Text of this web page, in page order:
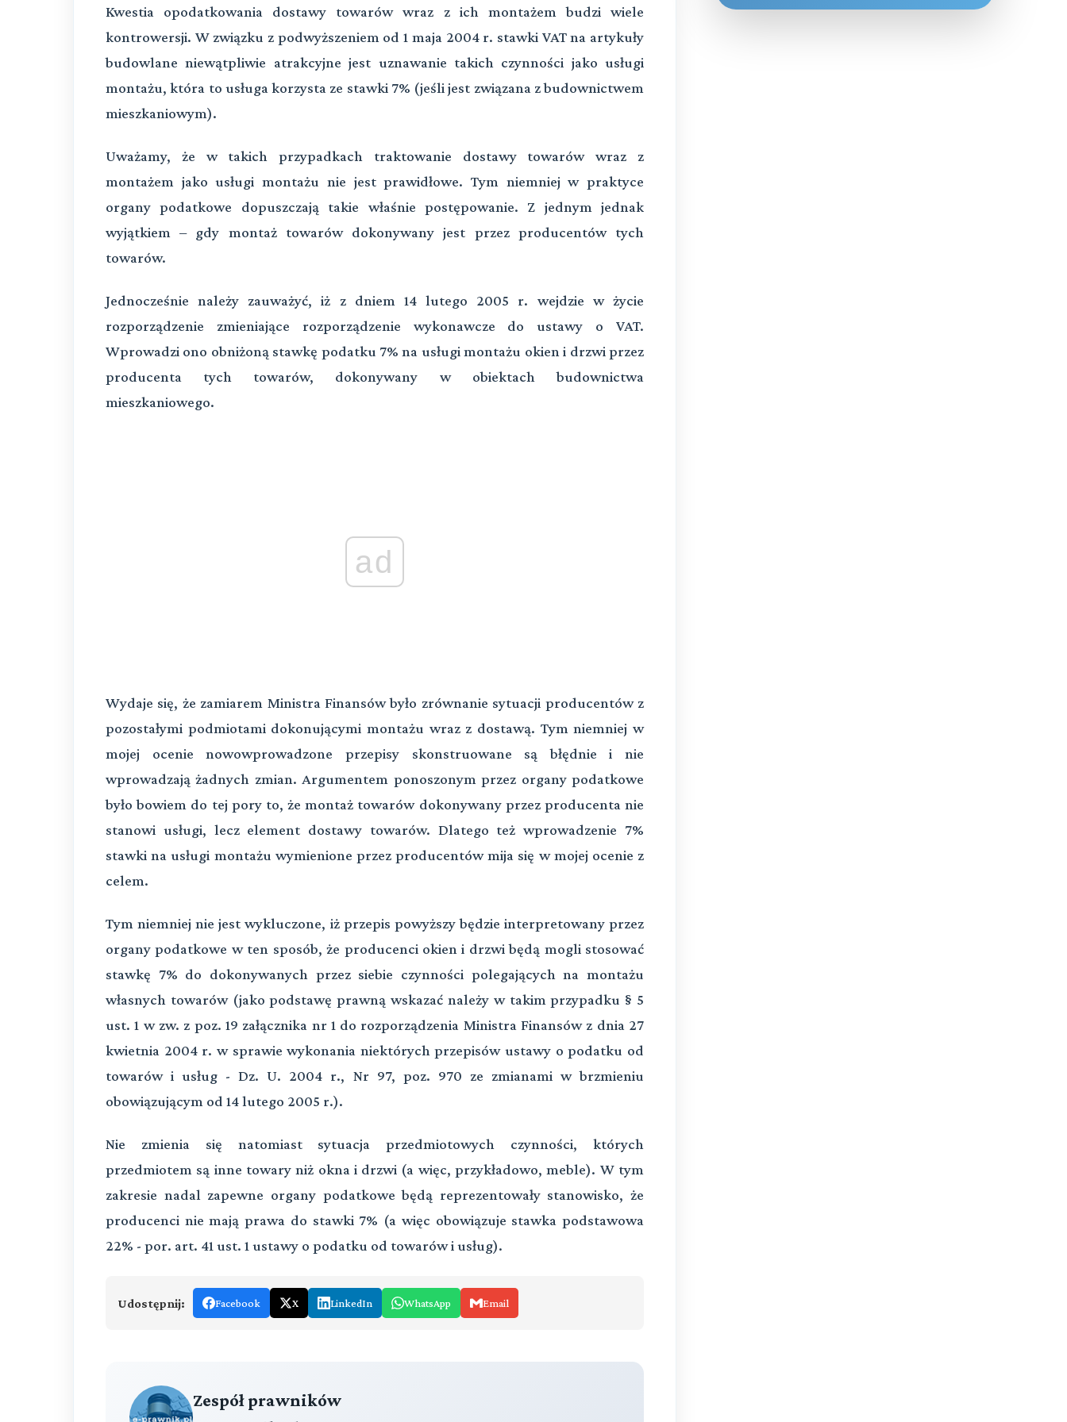
Kwestia opodatkowania dostawy towarów wraz z ich montażem budzi wiele
kontrowersji. W związku z podwyższeniem od 1 maja 2004 r. stawki VAT na artykuły
budowlane niewątpliwie atrakcyjne jest uznawanie takich czynności jako usługi
montażu, która to usługa korzysta ze stawki 7% (jeśli jest związana z budownictwem
mieszkaniowym).
Uważamy, że w takich przypadkach traktowanie dostawy towarów wraz z
montażem jako usługi montażu nie jest prawidłowe. Tym niemniej w praktyce
organy podatkowe dopuszczają takie właśnie postępowanie. Z jednym jednak
wyjątkiem – gdy montaż towarów dokonywany jest przez producentów tych
towarów.
Jednocześnie należy zauważyć, iż z dniem 14 lutego 2005 r. wejdzie w życie
rozporządzenie zmieniające rozporządzenie wykonawcze do ustawy o VAT.
Wprowadzi ono obniżoną stawkę podatku 7% na usługi montażu okien i drzwi przez
producenta tych towarów, dokonywany w obiektach budownictwa
mieszkaniowego.
ad
Wydaje się, że zamiarem Ministra Finansów było zrównanie sytuacji producentów z
pozostałymi podmiotami dokonującymi montażu wraz z dostawą. Tym niemniej w
mojej ocenie nowowprowadzone przepisy skonstruowane są błędnie i nie
wprowadzają żadnych zmian. Argumentem ponoszonym przez organy podatkowe
było bowiem do tej pory to, że montaż towarów dokonywany przez producenta nie
stanowi usługi, lecz element dostawy towarów. Dlatego też wprowadzenie 7%
stawki na usługi montażu wymienione przez producentów mija się w mojej ocenie z
celem.
Tym niemniej nie jest wykluczone, iż przepis powyższy będzie interpretowany przez
organy podatkowe w ten sposób, że producenci okien i drzwi będą mogli stosować
stawkę 7% do dokonywanych przez siebie czynności polegających na montażu
własnych towarów (jako podstawę prawną wskazać należy w takim przypadku § 5
ust. 1 w zw. z poz. 19 załącznika nr 1 do rozporządzenia Ministra Finansów z dnia 27
kwietnia 2004 r. w sprawie wykonania niektórych przepisów ustawy o podatku od
towarów i usług - Dz. U. 2004 r., Nr 97, poz. 970 ze zmianami w brzmieniu
obowiązującym od 14 lutego 2005 r.).
Nie zmienia się natomiast sytuacja przedmiotowych czynności, których
przedmiotem są inne towary niż okna i drzwi (a więc, przykładowo, meble). W tym
zakresie nadal zapewne organy podatkowe będą reprezentowały stanowisko, że
producenci nie mają prawa do stawki 7% (a więc obowiązuje stawka podstawowa
22% - por. art. 41 ust. 1 ustawy o podatku od towarów i usług).
Udostępnij: Facebook X LinkedIn WhatsApp Email
Zespół prawników